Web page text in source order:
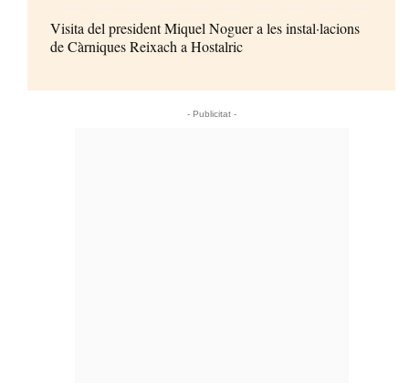
Visita del president Miquel Noguer a les instal·lacions
de Càrniques Reixach a Hostalric
- Publicitat -